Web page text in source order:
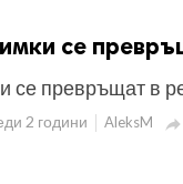
се
се превръщат в
2 години AleksM 